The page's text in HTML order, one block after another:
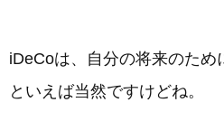
iDeCoは、自分の将来のため
といえば当然ですけどね。